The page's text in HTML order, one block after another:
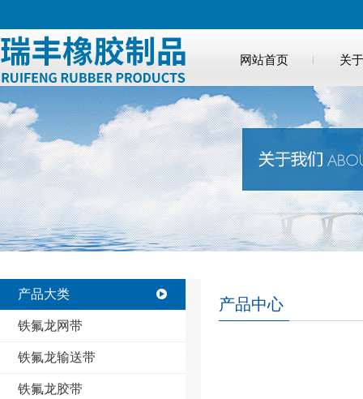
天天输送带
网站首页 关
产品大类
铁氟龙网带
铁氟龙输送带
铁氟龙胶带
产品中心